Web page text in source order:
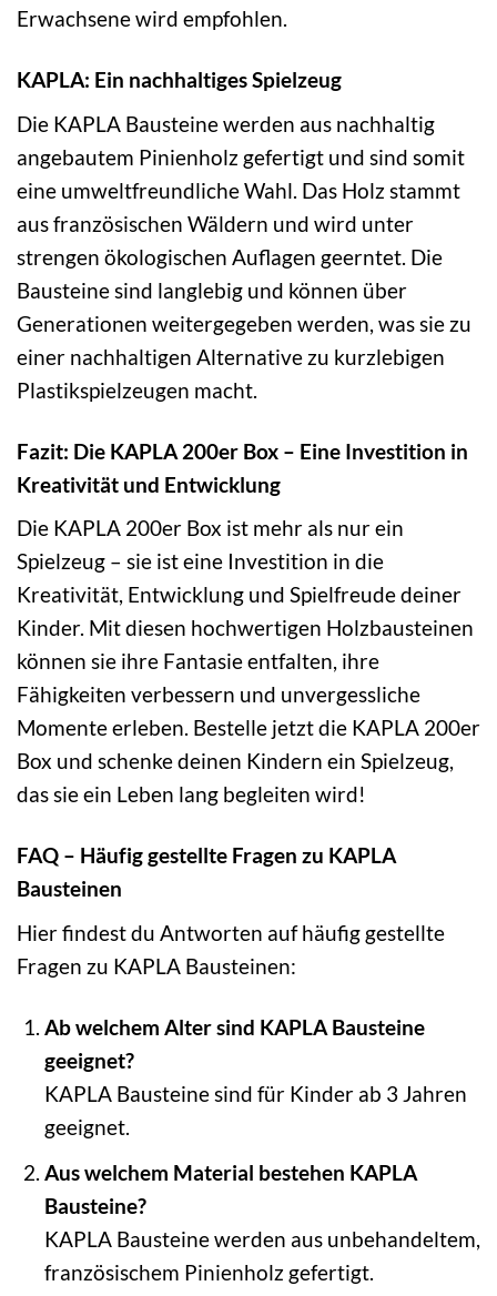
Erwachsene wird empfohlen.
KAPLA: Ein nachhaltiges Spielzeug
Die KAPLA Bausteine werden aus nachhaltig
angebautem Pinienholz gefertigt und sind somit
eine umweltfreundliche Wahl. Das Holz stammt
aus französischen Wäldern und wird unter
strengen ökologischen Auflagen geerntet. Die
Bausteine sind langlebig und können über
Generationen weitergegeben werden, was sie zu
einer nachhaltigen Alternative zu kurzlebigen
Plastikspielzeugen macht.
Fazit: Die KAPLA 200er Box – Eine Investition in
Kreativität und Entwicklung
Die KAPLA 200er Box ist mehr als nur ein
Spielzeug – sie ist eine Investition in die
Kreativität, Entwicklung und Spielfreude deiner
Kinder. Mit diesen hochwertigen Holzbausteinen
können sie ihre Fantasie entfalten, ihre
Fähigkeiten verbessern und unvergessliche
Momente erleben. Bestelle jetzt die KAPLA 200er
Box und schenke deinen Kindern ein Spielzeug,
das sie ein Leben lang begleiten wird!
FAQ – Häufig gestellte Fragen zu KAPLA
Bausteinen
Hier findest du Antworten auf häufig gestellte
Fragen zu KAPLA Bausteinen:
Ab welchem Alter sind KAPLA Bausteine
geeignet?
KAPLA Bausteine sind für Kinder ab 3 Jahren
geeignet.
Aus welchem Material bestehen KAPLA
Bausteine?
KAPLA Bausteine werden aus unbehandeltem,
französischem Pinienholz gefertigt.